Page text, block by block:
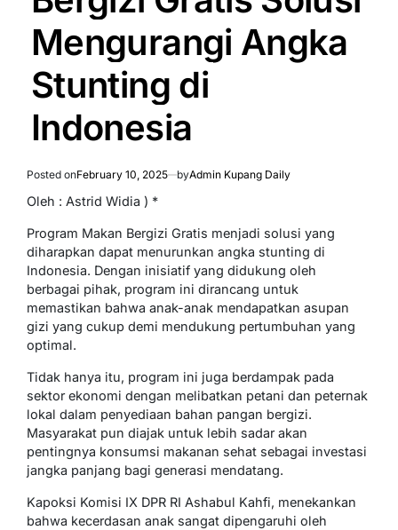
Mengurangi Angka
Stunting di
Indonesia
Posted onFebruary 10, 2025 byAdmin Kupang Daily
Oleh : Astrid Widia ) *
Program Makan Bergizi Gratis menjadi solusi yang
diharapkan dapat menurunkan angka stunting di
Indonesia. Dengan inisiatif yang didukung oleh
berbagai pihak, program ini dirancang untuk
memastikan bahwa anak-anak mendapatkan asupan
gizi yang cukup demi mendukung pertumbuhan yang
optimal.
Tidak hanya itu, program ini juga berdampak pada
sektor ekonomi dengan melibatkan petani dan peternak
lokal dalam penyediaan bahan pangan bergizi.
Masyarakat pun diajak untuk lebih sadar akan
pentingnya konsumsi makanan sehat sebagai investasi
jangka panjang bagi generasi mendatang.
Kapoksi Komisi IX DPR RI Ashabul Kahfi, menekankan
bahwa kecerdasan anak sangat dipengaruhi oleh